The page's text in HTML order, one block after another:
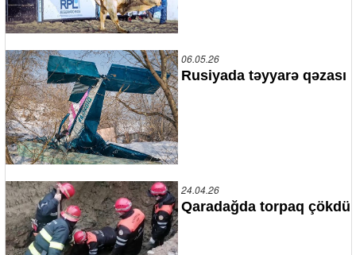
06.05.26
Rusiyada təyyarə qəzası
24.04.26
Qaradağda torpaq çökdü